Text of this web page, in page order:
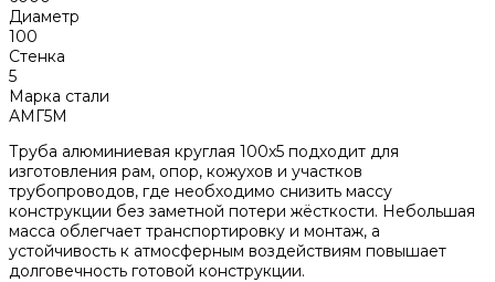
Диаметр
100
Стенка
5
Марка стали
АМГ5М
Труба алюминиевая круглая 100x5 подходит для
изготовления рам, опор, кожухов и участков
трубопроводов, где необходимо снизить массу
конструкции без заметной потери жёсткости. Небольшая
масса облегчает транспортировку и монтаж, а
устойчивость к атмосферным воздействиям повышает
долговечность готовой конструкции.